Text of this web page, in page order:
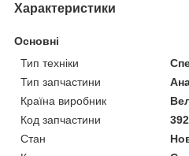
Характеристики
Основні
Тип техніки
Тип запчастини
Країна виробник
Код запчастини
Стан